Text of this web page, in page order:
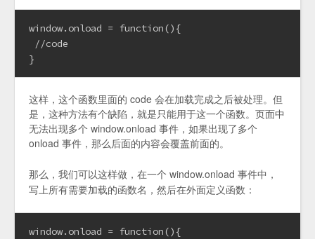
window.onload = function(){
//code
}
这样，这个函数里面的 code 会在加载完成之后被处理。但
是，这种方法有个缺陷，就是只能用于这一个函数。页面中
无法出现多个 window.onload 事件，如果出现了多个
onload 事件，那么后面的内容会覆盖前面的。
那么，我们可以这样做，在一个 window.onload 事件中，
写上所有需要加载的函数名，然后在外面定义函数：
window.onload = function(){